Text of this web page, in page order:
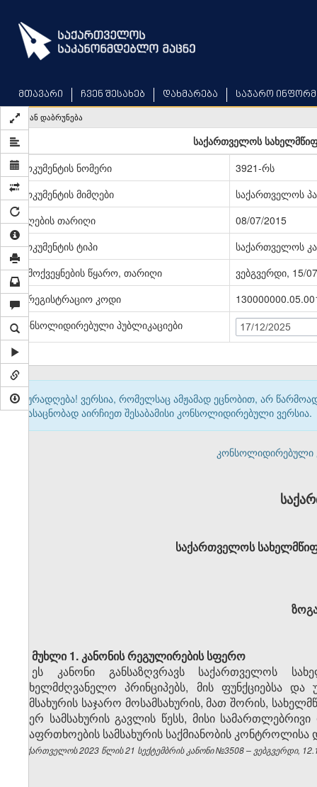
main
content
მთავარი ჩვენ შესახებ დახმარება საჯარო
უკან დაბრუნება
საქართველოს
დოკუმენტის ნომერი
3921-რს
დოკუმენტის მიმღები
საქართველოს
მიღების თარიღი
08/07/2015
დოკუმენტის ტიპი
საქართველოს
გამოქვეყნების წყარო, თარიღი
ვებგვერდი, 15/
სარეგისტრაციო კოდი
კონსოლიდირებული პუბლიკაციები
17/12/2025
ყურადღება! ვერსია, რომელსაც ამჟამად ეცნობით, არ
გასაცნობად აირჩიეთ შესაბამისი კონსოლიდირებული ვერსია.
კონსოლიდირებული
საქართველოს
მუხლი 1.კანონის რეგულირების სფერო
ეს კანონი განსაზღვრავს საქართველოს
სახელმძღვანელო პრინციპებს, მის ფუნქციებსა
სამსახურის საჯარო მოსამსახურის, მათ შორის,
მიერ სამსახურის გავლის წესს, მისი
უსაფრთხოების სამსახურის საქმიანობის
საქართველოს 2023 წლის 21 სექტემბრის კანონი №3508 – ვებგვერდი,